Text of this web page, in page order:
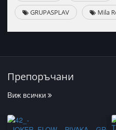
GRUPASPLAV Mila
Препоръчани
Виж всички